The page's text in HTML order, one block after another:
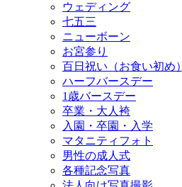
ウェディング
七五三
ニューボーン
お宮参り
百日祝い（お食い初め）
ハーフバースデー
1歳バースデー
卒業・大人袴
入園・卒園・入学
マタニティフォト
男性の成人式
各種記念写真